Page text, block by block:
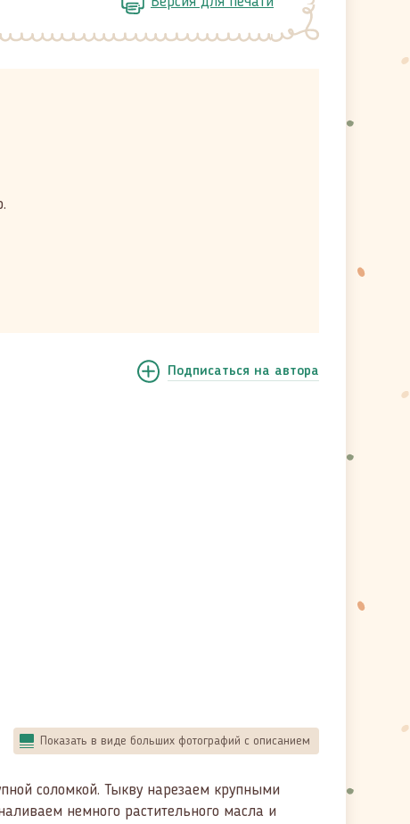
Подписаться на автора
Показать в виде больших фотографий с описанием
соломкой. Тыкву нарезаем крупными
немного растительного масла и